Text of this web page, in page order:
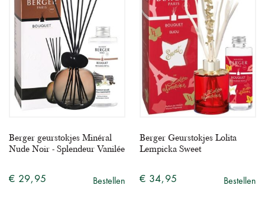
Berger geurstokjes Minéral
Nude Noir - Splendeur Vanilée
€ 29,95 Bestellen
Berger Geurstokjes Lolita
Lempicka Sweet
€ 34,95 Bestellen